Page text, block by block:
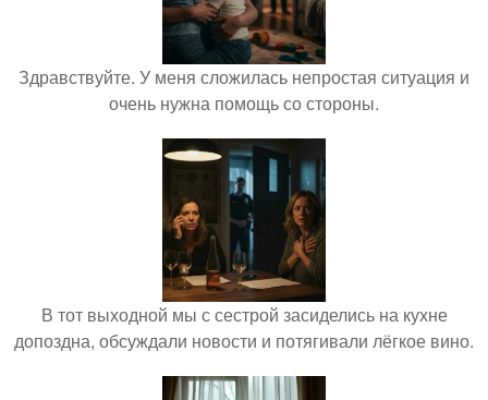
Здравствуйте. У меня сложилась непростая ситуация и
очень нужна помощь со стороны.
В тот выходной мы с сестрой засиделись на кухне
допоздна, обсуждали новости и потягивали лёгкое вино.